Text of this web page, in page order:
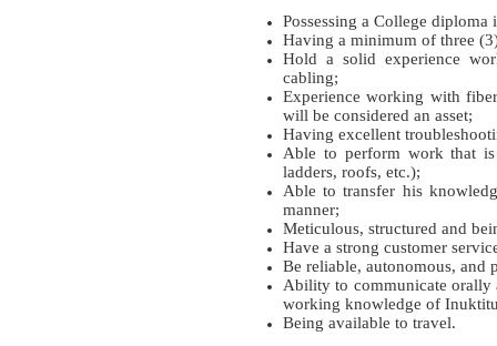
Possessing a College
Having a minimum of three
Hold a solid experience
cabling;
Experience working with
will be considered an asset;
Having excellent
Able to perform work that
ladders, roofs, etc.);
Able to transfer his
manner;
Meticulous, structured and
Have a strong customer
Be reliable, autonomous, and
Ability to communicate orally
working knowledge of
Being available to travel.